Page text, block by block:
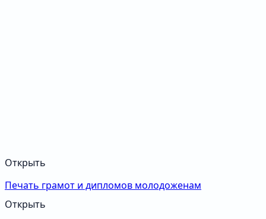
Открыть
Печать грамот и дипломов молодоженам
Открыть